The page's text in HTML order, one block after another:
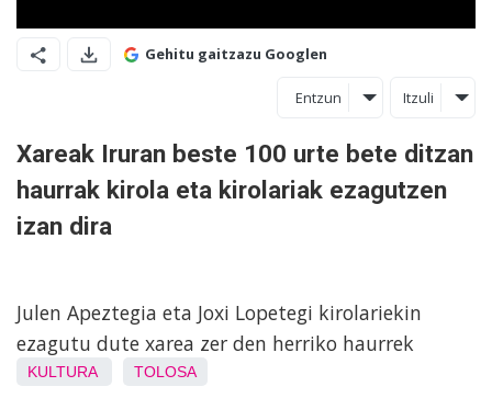
Gehitu gaitzazu Googlen
Entzun Itzuli
Xareak Iruran beste 100 urte bete ditzan
haurrak kirola eta kirolariak ezagutzen
izan dira
Julen Apeztegia eta Joxi Lopetegi kirolariekin
ezagutu dute xarea zer den herriko haurrek
KULTURA TOLOSA